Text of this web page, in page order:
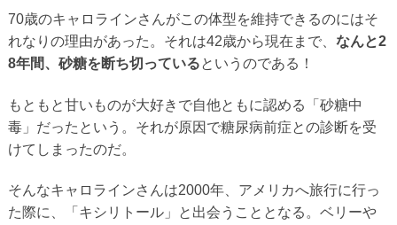
70歳のキャロラインさんがこの体型を維持できるのにはそ
れなりの理由があった。それは42歳から現在まで、 なんと2
8年間、砂糖を断ち切っているというのである！
もともと甘いものが大好きで自他ともに認める「砂糖中
毒」だったという。それが原因で糖尿病前症との診断を受
けてしまったのだ。
そんなキャロラインさんは2000年、アメリカへ旅行に行っ
た際に、「キシリトール」と出会うこととなる。ベリーや